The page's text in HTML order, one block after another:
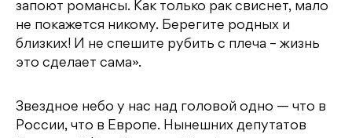
запоют романсы. Как только рак свиснет, мало
не покажется никому. Берегите родных и
близких! И не спешите рубить с плеча – жизнь
это сделает сама».
Звездное небо у нас над головой одно — что в
России, что в Европе. Нынешних депутатов